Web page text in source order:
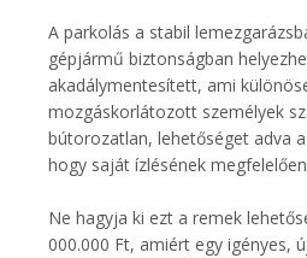
A parkolás a stabil
gépjármű biztonságban
akadálymentesített, ami
mozgáskorlátozott személyek
bútorozatlan, lehetőséget adva
hogy saját ízlésének
Ne hagyja ki ezt a remek
000.000 Ft, amiért egy igényes,